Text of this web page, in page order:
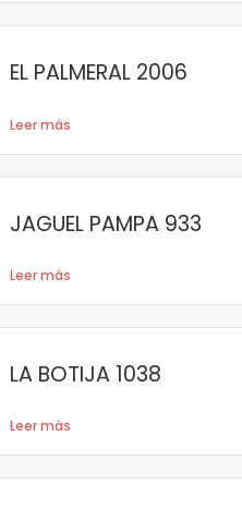
EL PALMERAL 2006
Leer más
JAGUEL PAMPA 933
Leer más
LA BOTIJA 1038
Leer más